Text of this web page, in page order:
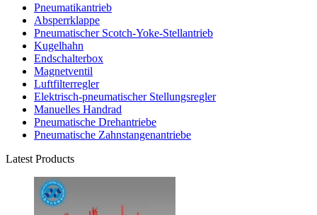
Pneumatikantrieb
Absperrklappe
Pneumatischer Scotch-Yoke-Stellantrieb
Kugelhahn
Endschalterbox
Magnetventil
Luftfilterregler
Elektrisch-pneumatischer Stellungsregler
Manuelles Handrad
Pneumatische Drehantriebe
Pneumatische Zahnstangenantriebe
Latest Products